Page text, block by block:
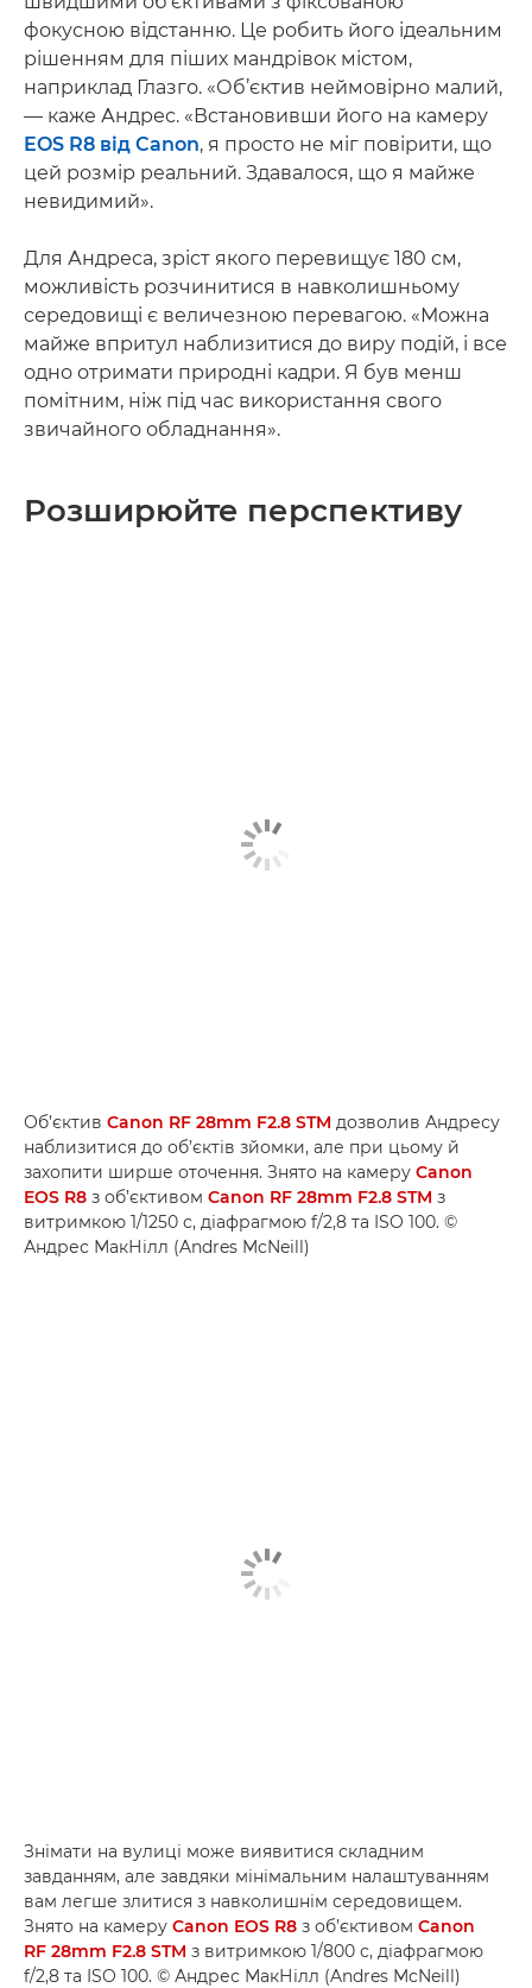
фокусною відстанню. Це робить його ідеальним
рішенням для піших мандрівок містом,
наприклад Глазго. «Об’єктив неймовірно малий,
— каже Андрес. «Встановивши його на камеру
EOS R8 від Canon, я просто не міг повірити, що
цей розмір реальний. Здавалося, що я майже
невидимий».
Для Андреса, зріст якого перевищує 180 см,
можливість розчинитися в навколишньому
середовищі є величезною перевагою. «Можна
майже впритул наблизитися до виру подій, і все
одно отримати природні кадри. Я був менш
помітним, ніж під час використання свого
звичайного обладнання».
Розширюйте перспективу
Об’єктив Canon RF 28mm F2.8 STM дозволив Андресу
наблизитися до об’єктів зйомки, але при цьому й
захопити ширше оточення. Знято на камеру Canon
EOS R8 з об’єктивом Canon RF 28mm F2.8 STM з
витримкою 1/1250 с, діафрагмою f/2,8 та ISO 100. ©
Андрес МакНілл (Andres McNeill)
Знімати на вулиці може виявитися складним
завданням, але завдяки мінімальним налаштуванням
вам легше злитися з навколишнім середовищем.
Знято на камеру Canon EOS R8 з об’єктивом Canon
RF 28mm F2.8 STM з витримкою 1/800 с, діафрагмою
f/2,8 та ISO 100. © Андрес МакНілл (Andres McNeill)